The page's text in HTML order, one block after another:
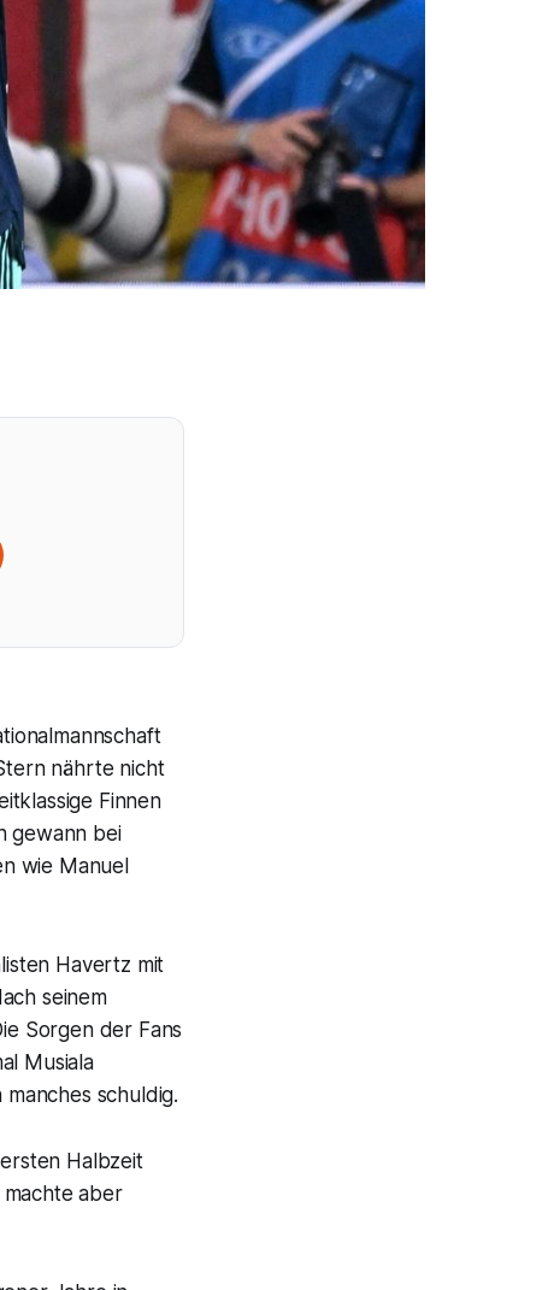
nährte nicht
Finnen
gewann bei
wie Manuel
Havertz mit
seinem
Sorgen der Fans
Musiala
schuldig.
Halbzeit
aber